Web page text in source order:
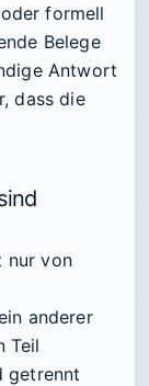
formell
Belege
Antwort
dass die
nur von
anderer
Teil
getrennt